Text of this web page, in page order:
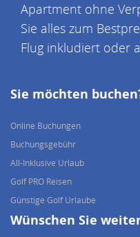
Apartment ohne
Sie alles zum
Flug inkludiert oder
Sie möchten
Online Buchungen
Buchungsgebühr
All-Inklusive Urlaub
Golf PRO Reisen
Günstige Golf Urlaube
Wünschen Sie